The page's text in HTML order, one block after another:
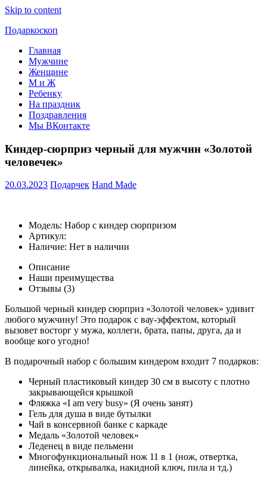
Skip to content
Подаркоскоп
Поможем
выбрать
подарить
Главная
Мужчине
Женщине
М и Ж
Ребенку
На праздник
Поздравления
Мы ВКонтакте
Киндер-сюрприз черный для мужчин «Золотой
человечек»
20.03.2023 Подарчек Hand Made
Модель: Набор с киндер сюрпризом
Артикул:
Наличие: Нет в наличии
Описание
Наши преимущества
Отзывы (3)
Большой черный киндер сюрприз «Золотой человек» удивит
любого мужчину! Это подарок с вау-эффектом, который
вызовет восторг у мужа, коллеги, брата, папы, друга, да и
вообще кого угодно!
В подарочный набор с большим киндером входит 7 подарков:
Черный пластиковый киндер 30 см в высоту с плотно
закрывающейся крышкой
Фляжка «I am very busy» (Я очень занят)
Гель для душа в виде бутылки
Чай в консервной банке с каркаде
Медаль «Золотой человек»
Леденец в виде пельмени
Многофункциональный нож 11 в 1 (нож, отвертка,
линейка, открывалка, накидной ключ, пила и тд.)